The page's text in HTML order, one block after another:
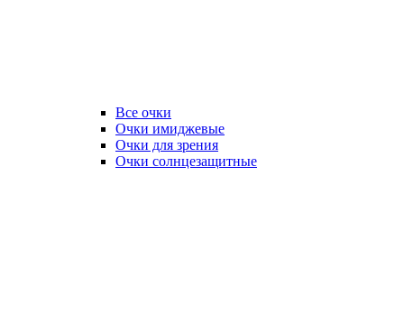
Все очки
Очки имиджевые
Очки для зрения
Очки солнцезащитные